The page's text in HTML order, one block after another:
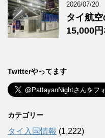
2026/07/20
タイ航
15,000
Twitterやってます
カテゴリー
タイ入国情報 (1,222)